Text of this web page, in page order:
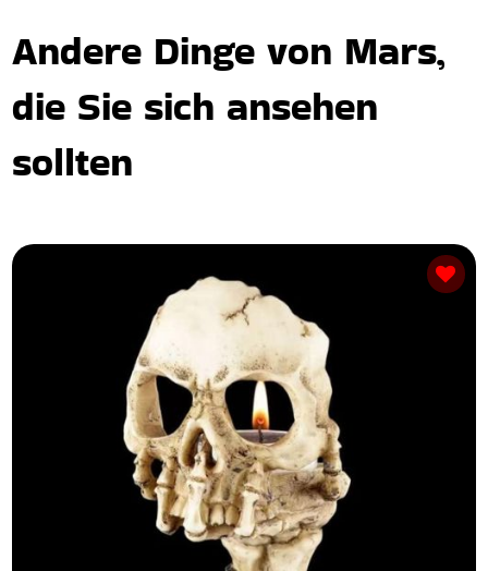
Andere Dinge von Mars,
die Sie sich ansehen
sollten